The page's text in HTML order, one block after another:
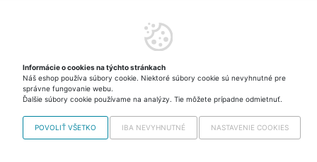
Bezpečnostné informácie
Tento výrobok obsahuje ostré hrany, ktoré môžu spôsobiť
mladších ako 3 roky z dôvodu rizika udusenia malými časťami
a ostrými hranami. Výrobok je určený na styk s potravinami.
Po použití dôkladne očistite.
Copyright © 2012-2026 VISO TRADE s.r.o.,
Informácie o cookies na týchto stránkach
Náš eshop používa súbory cookie. Niektoré súbory cookie sú nevyhnutné pre
správne fungovanie webu.
Ďalšie súbory cookie používame na analýzy. Tie môžete prípadne odmietnuť.
POVOLIŤ VŠETKO IBA NEVYHNUTNÉ NASTAVENIE COOKIES